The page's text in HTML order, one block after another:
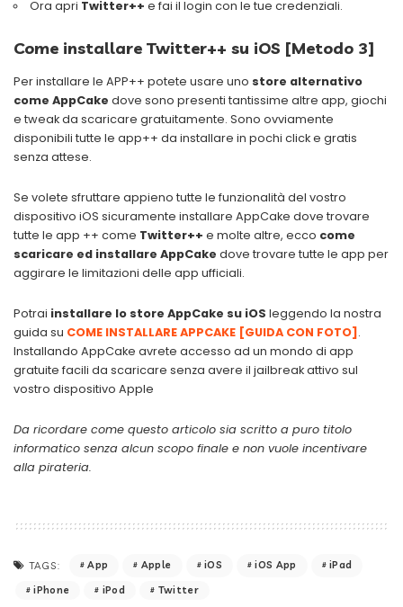
Ora apri Twitter++ e fai il login con le tue credenziali.
Come installare Twitter++ su iOS [Metodo 3]
Per installare le APP++ potete usare uno store alternativo
come AppCake dove sono presenti tantissime altre app, giochi
e tweak da scaricare gratuitamente. Sono ovviamente
disponibili tutte le app++ da installare in pochi click e gratis
senza attese.
Se volete sfruttare appieno tutte le funzionalità del vostro
dispositivo iOS sicuramente installare AppCake dove trovare
tutte le app ++ come Twitter++ e molte altre, ecco come
scaricare ed installare AppCake dove trovare tutte le app per
aggirare le limitazioni delle app ufficiali.
Potrai installare lo store AppCake su iOS leggendo la nostra
guida su COME INSTALLARE APPCAKE [GUIDA CON FOTO] .
Installando AppCake avrete accesso ad un mondo di app
gratuite facili da scaricare senza avere il jailbreak attivo sul
vostro dispositivo Apple
Da ricordare come questo articolo sia scritto a puro titolo
informatico senza alcun scopo finale e non vuole incentivare
alla pirateria.
TAGS: App Apple iOS iOS App
iPad
iPhone
iPod Twitter